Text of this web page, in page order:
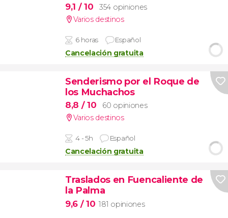
9,1 / 10
354 opiniones
Varios destinos
6 horas Español
Cancelación gratuita
Senderismo por el Roque de
los Muchachos
8,8 / 10
60 opiniones
Varios destinos
4 - 5h Español
Cancelación gratuita
Traslados en Fuencaliente de
la Palma
9,6 / 10 181 opiniones